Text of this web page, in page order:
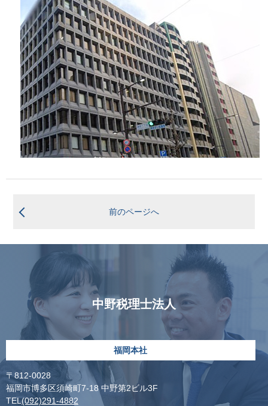
前のページへ
中野税理士法人
福岡本社
〒812-0028
福岡市博多区須崎町7-18 中野第2ビル3F
TEL(092)291-4882